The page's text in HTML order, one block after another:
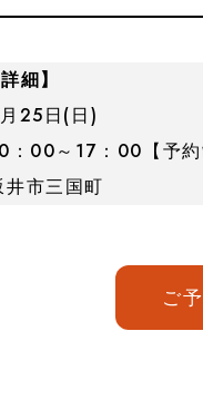
細】
25日(日)
：00～17：00【予
市三国町
ご